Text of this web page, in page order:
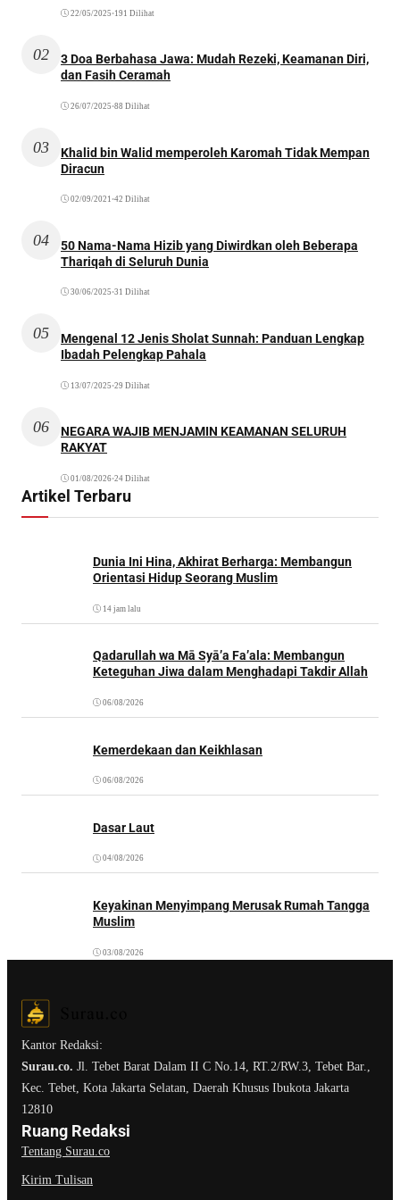
22/05/2025 •191 Dilihat
02
3 Doa Berbahasa Jawa: Mudah Rezeki, Keamanan Diri,
dan Fasih Ceramah
26/07/2025 •88 Dilihat
03
Khalid bin Walid memperoleh Karomah Tidak Mempan
Diracun
02/09/2021 •42 Dilihat
04
50 Nama-Nama Hizib yang Diwirdkan oleh Beberapa
Thariqah di Seluruh Dunia
30/06/2025 •31 Dilihat
05
Mengenal 12 Jenis Sholat Sunnah: Panduan Lengkap
Ibadah Pelengkap Pahala
13/07/2025 •29 Dilihat
06
NEGARA WAJIB MENJAMIN KEAMANAN SELURUH
RAKYAT
01/08/2026•24 Dilihat
Artikel Terbaru
Dunia Ini Hina, Akhirat Berharga: Membangun
Orientasi Hidup Seorang Muslim
14 jam lalu
Qadarullah wa Mā Syā’a Fa’ala: Membangun
Keteguhan Jiwa dalam Menghadapi Takdir Allah
06/08/2026
Kemerdekaan dan Keikhlasan
06/08/2026
Dasar Laut
04/08/2026
Keyakinan Menyimpang Merusak Rumah Tangga
Muslim
03/08/2026
Kantor Redaksi:
Surau.co. Jl. Tebet Barat Dalam II C No.14, RT.2/RW.3, Tebet Bar.,
Kec. Tebet, Kota Jakarta Selatan, Daerah Khusus Ibukota Jakarta
12810
Ruang Redaksi
Tentang Surau.co
Kirim Tulisan